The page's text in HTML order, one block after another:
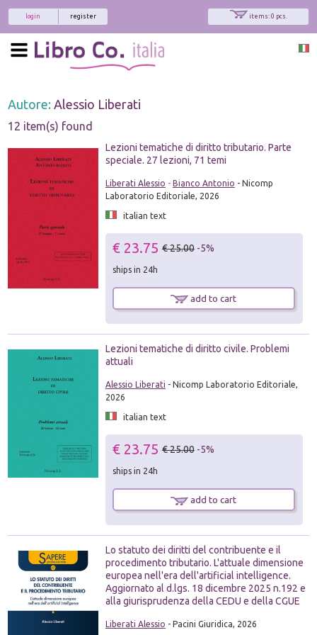
items: 0 pcs.
register
login
Autore: Alessio Liberati
12 item(s) found
Lezioni tematiche di diritto tributario. Parte
speciale. 27 lezioni, 71 temi
Liberati Alessio - Bianco Antonio - Nicomp
Laboratorio Editoriale, 2026
italian text
€ 23.75 € 25.00 -5%
ships in 24h
add to cart
Lezioni tematiche di diritto civile. Problemi
attuali
Alessio Liberati - Nicomp Laboratorio Editoriale,
2026
italian text
€ 23.75 € 25.00 -5%
ships in 24h
add to cart
Lo statuto dei diritti del contribuente e il
procedimento tributario. L'attuale dimensione
europea nell'era dell'artificial intelligence.
Aggiornato al d.lgs. 18 dicembre 2025 n.192 e
alla giurisprudenza della CEDU e della CGUE
Liberati Alessio - Pacini Giuridica, 2026